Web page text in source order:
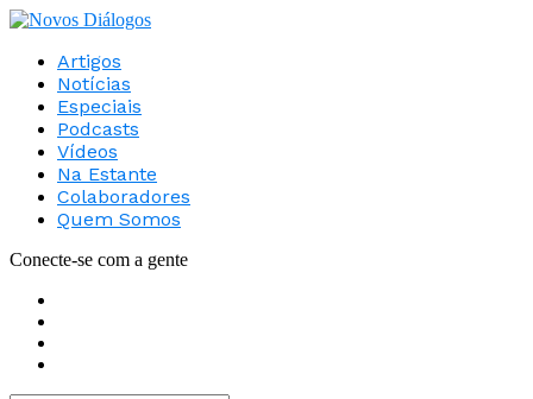
Artigos
Notícias
Especiais
Podcasts
Vídeos
Na Estante
Colaboradores
Quem Somos
Conecte-se com a gente